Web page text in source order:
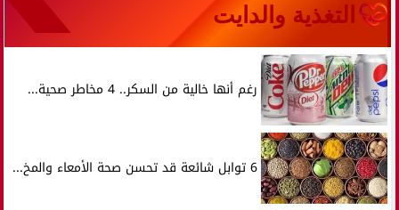
التغذية والدايت
رغم أنها خالية من السكر.. 4 مخاطر صحية...
6 توابل شائعة قد تحسن صحة الأمعاء والمخ...